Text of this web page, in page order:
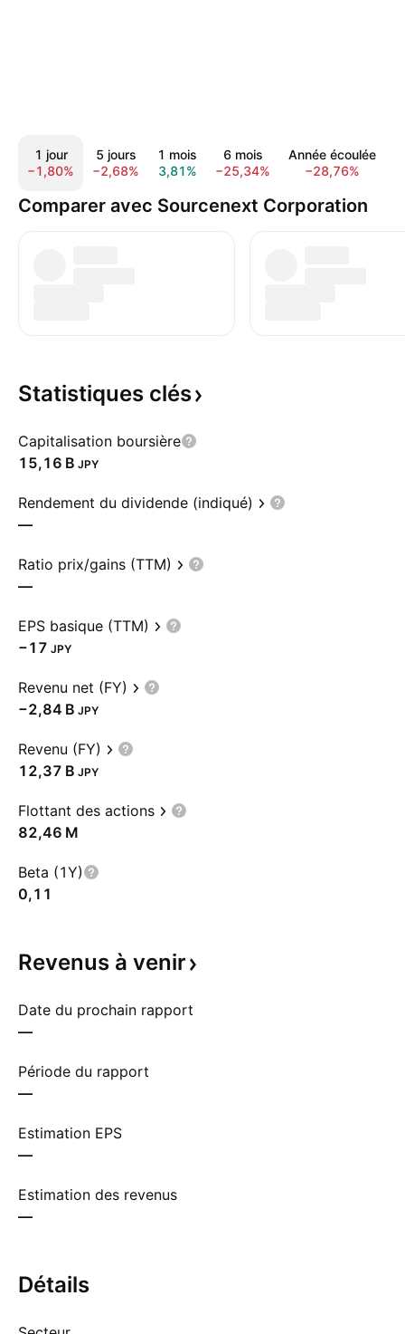
1 jour
−1,80%
5 jours
−2,68%
1 mois
3,81%
6 mois
−25,34%
Année écoulée
−28,76%
Comparer avec Sourcenext Corporation
Statistiques clés
Capitalisation boursière
‪15,16 B‬ JPY
Rendement du dividende (indiqué)
—
Ratio prix/gains (TTM)
—
EPS basique (TTM)
−17 JPY
Revenu net (FY)
‪−2,84 B‬ JPY
Revenu (FY)
‪12,37 B‬ JPY
Flottant des actions
‪82,46 M‬
Beta (1Y)
0,11
Revenus à venir
Date du prochain rapport
—
Période du rapport
—
Estimation EPS
—
Estimation des revenus
—
Détails